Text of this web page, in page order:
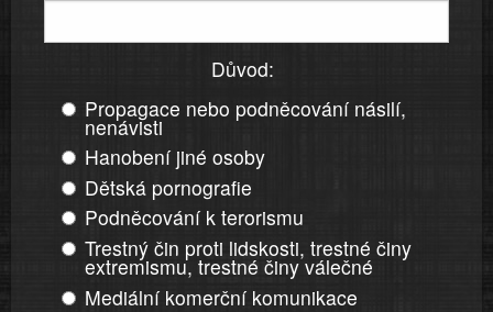
Důvod:
Propagace nebo podněcování násilí,
nenávisti
Hanobení jiné osoby
Dětská pornografie
Podněcování k terorismu
Trestný čin proti lidskosti, trestné činy
extremismu, trestné činy válečné
Mediální komerční komunikace